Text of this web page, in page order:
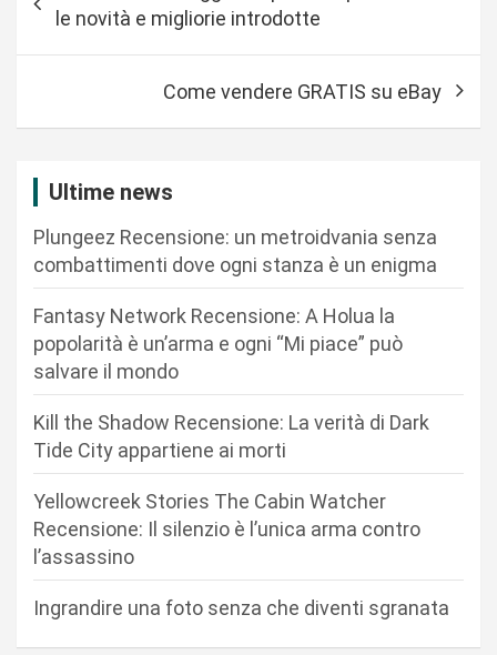
le novità e migliorie introdotte
Come vendere GRATIS su eBay
Ultime news
Plungeez Recensione: un metroidvania senza
combattimenti dove ogni stanza è un enigma
Fantasy Network Recensione: A Holua la
popolarità è un’arma e ogni “Mi piace” può
salvare il mondo
Kill the Shadow Recensione: La verità di Dark
Tide City appartiene ai morti
Yellowcreek Stories The Cabin Watcher
Recensione: Il silenzio è l’unica arma contro
l’assassino
Ingrandire una foto senza che diventi sgranata